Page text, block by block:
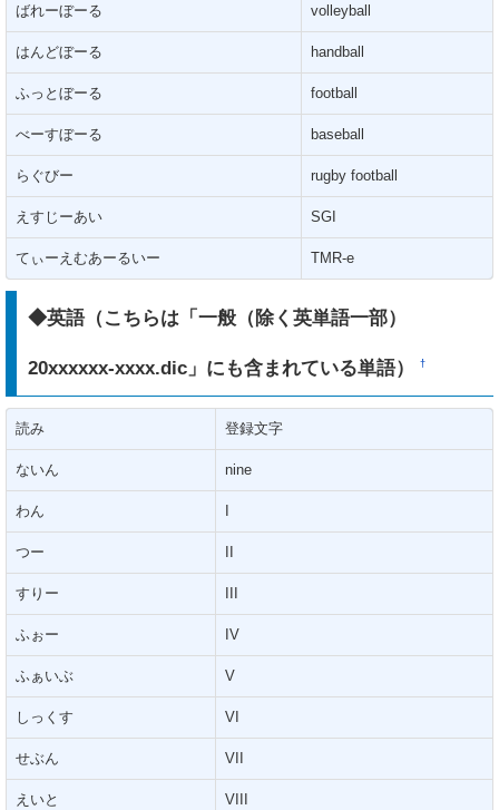
ばれーぼーる volleyball
はんどぼーる handball
ふっとぼーる football
べーすぼーる baseball
らぐびー rugby football
えすじーあい SGI
てぃーえむあーるいー TMR-e
◆英語（こちらは「一般（除く英単語一部）
20xxxxxx-xxxx.dic」にも含まれている単語）†
読み 登録文字
ないん nine
わん
つー
すりー
ふぉー IV
ふぁいぶ V
しっくす VI
せぶん VII
えいと VIII